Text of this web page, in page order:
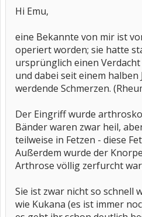
Hi Emu,
eine Bekannte von mir ist
operiert worden; sie hatte
ursprünglich einen
und dabei seit einem
werdende Schmerzen.
Der Eingriff wurde
Bänder waren zwar heil,
teilweise in Fetzen - diese
Außerdem wurde der
Arthrose völlig zerfurcht
Sie ist zwar nicht so schnell
wie Kukana (es ist immer